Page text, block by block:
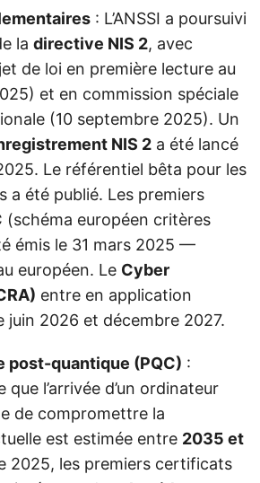
: L’ANSSI a poursuivi
la directive NIS 2, avec
de loi en première lecture au
et en commission spéciale
(10 septembre 2025). Un
NIS 2 a été lancé
Le référentiel bêta pour les
a été publié. Les premiers
(schéma européen critères
émis le 31 mars 2025 —
européen. Le Cyber
entre en application
juin 2026 et décembre 2027.
post-quantique (PQC) :
que l’arrivée d’un ordinateur
de compromettre la
est estimée entre 2035 et
2025, les premiers certificats